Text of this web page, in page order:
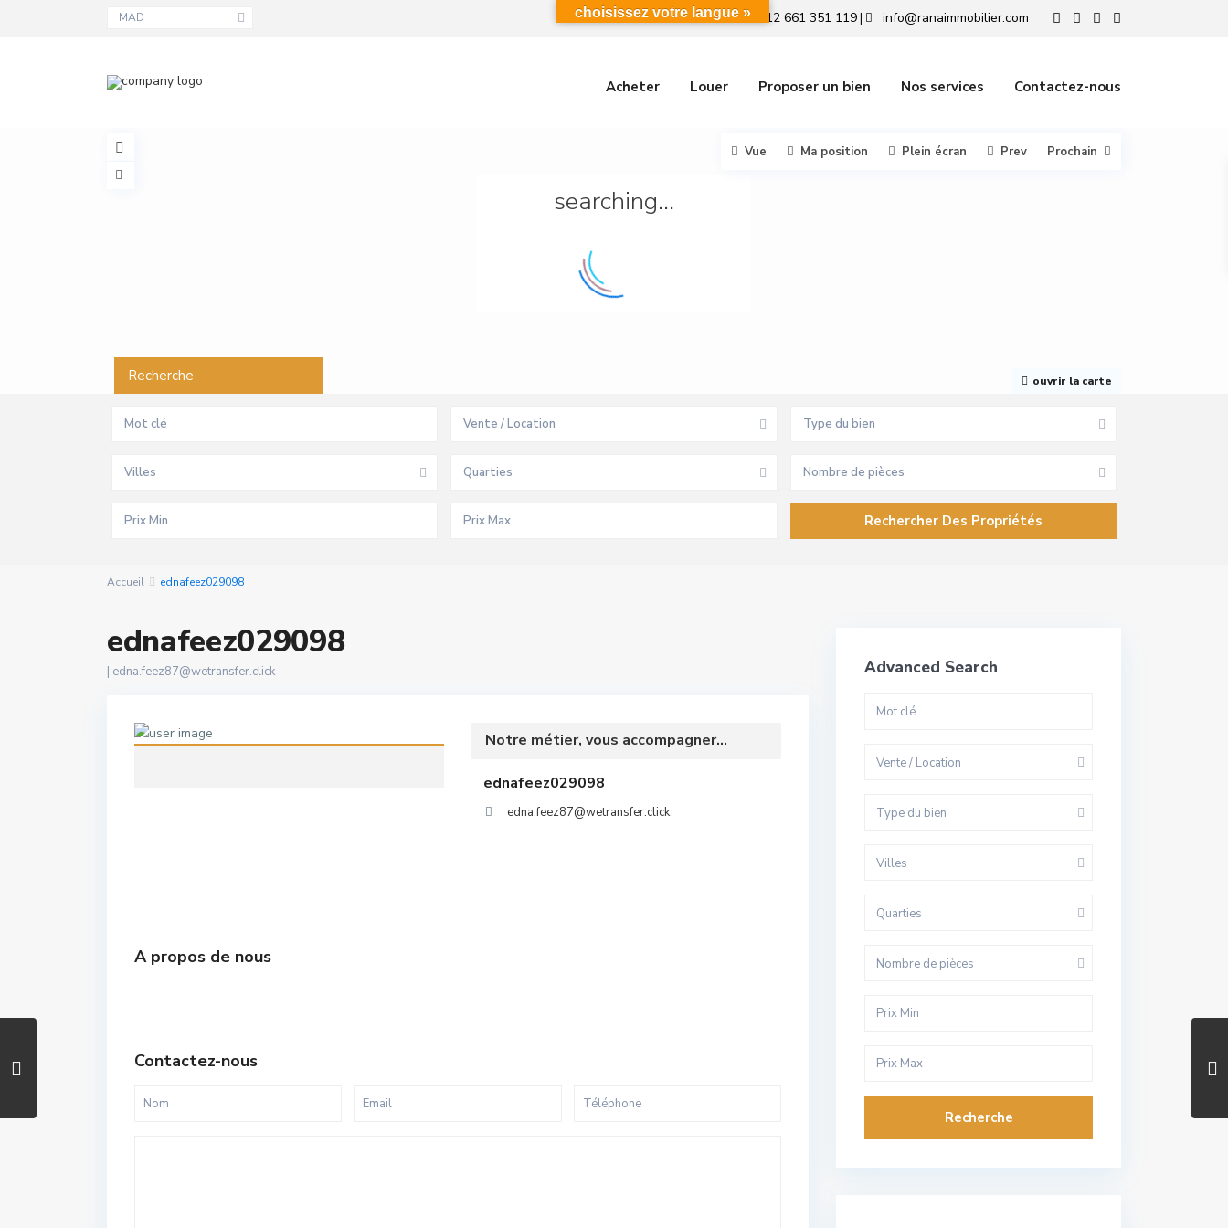
MAD +212 661 351 119| info@ranaimmobilier.com
Acheter Louer Proposer un bien Nos services Contactez-nous
searching...
ouvrir la carte
Vue Ma position Plein écran Prev Prochain
Recherche
Vente / Location Type du bien
Villes Quarties Nombre de pièces
Accueil ednafeez029098
ednafeez029098
| edna.feez87@wetransfer.click
Notre métier, vous accompagner...
ednafeez029098
edna.feez87@wetransfer.click
A propos de nous
Contactez-nous
Advanced Search
Vente / Location
Type du bien
Villes
Quarties
Nombre de pièces
Recherche
choisissez votre langue »